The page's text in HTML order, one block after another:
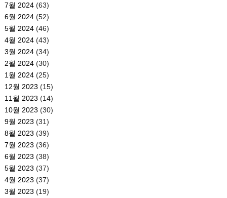
7월 2024(63)
6월 2024(52)
5월 2024(46)
4월 2024(43)
3월 2024(34)
2월 2024(30)
1월 2024(25)
12월 2023 (15)
11월 2023 (14)
10월 2023 (30)
9월 2023 (31)
8월 2023 (39)
7월 2023 (36)
6월 2023 (38)
5월 2023 (37)
4월 2023 (37)
3월 2023 (19)